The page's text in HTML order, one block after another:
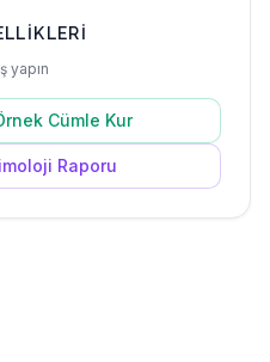
yapın
Cümle Kur
Raporu